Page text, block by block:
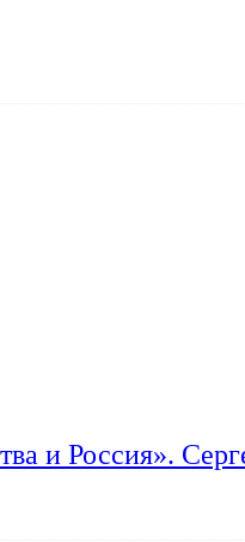
и Россия».